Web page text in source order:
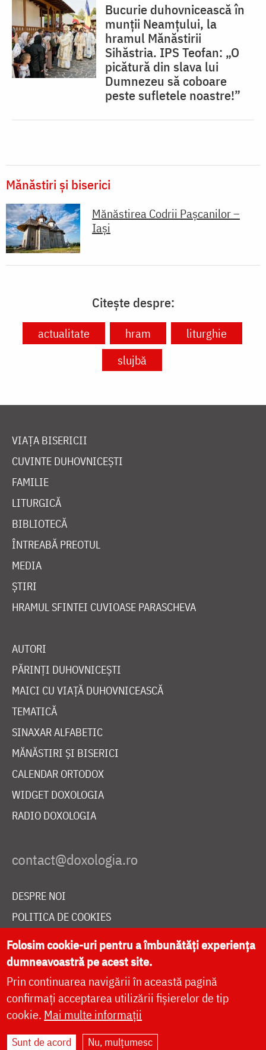
Bucurie duhovnicească în
munții Neamțului, la
hramul Mănăstirii
Sihăstria. IPS Teofan: „O
picătură din slava lui
Dumnezeu să coboare
peste sufletele noastre!”
Mănăstiri și biserici
Mănăstirea Codrii Pașcanilor –
Iași
Citește despre:
actualitate hram
liturghie
slujbă
VIAȚA BISERICII
CUVINTE DUHOVNICEȘTI
FAMILIE
LITURGICĂ
BIBLIOTECĂ
ÎNTREABĂ PREOTUL
MEDIA
ȘTIRI
HRAMUL SFINTEI CUVIOASE PARASCHEVA
AUTORI
PĂRINȚI DUHOVNICEȘTI
MAICI CU VIAȚĂ DUHOVNICEASCĂ
TEMATICĂ
SINAXAR ALFABETIC
MĂNĂSTIRI ȘI BISERICI
CALENDAR ORTODOX
WIDGET DOXOLOGIA
RADIO DOXOLOGIA
DESPRE NOI
POLITICA DE COOKIES
DONEAZĂ ONLINE PENTRU CATEDRALA NAȚIONALĂ
LIVE
Site dezvoltat deDOXOLOGIA MEDIA
Folosim cookie-uri pentru a îmbunătăți experiența
dumneavoastră pe acest site.
Prin continuarea navigării în această pagină
confirmați acceptarea utilizării fișierelor de tip
cookie. Mai multe informații
Sunt de acord Nu, mulțumesc